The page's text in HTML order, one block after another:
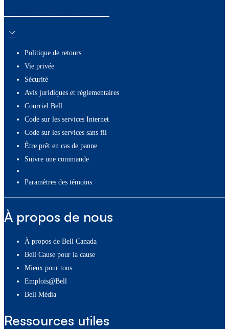
Politique de retours
Vie privée
Sécurité
Avis juridiques et réglementaires
Courriel Bell
Code sur les services Internet
Code sur les services sans fil
Être prêt en cas de panne
Suivre une commande
paramètres des témoins
À propos de nous
À propos de Bell Canada
Bell Cause pour la cause
Mieux pour tous
Emplois@Bell
Bell Média
Ressources utiles